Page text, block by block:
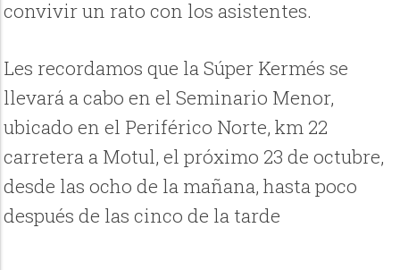
convivir un rato con los asistentes.
Les recordamos que la Súper Kermés se
llevará a cabo en el Seminario Menor,
ubicado en el Periférico Norte, km 22
carretera a Motul, el próximo 23 de octubre,
desde las ocho de la mañana, hasta poco
después de las cinco de la tarde